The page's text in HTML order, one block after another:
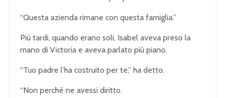
“Questa azienda rimane con questa famiglia.”
Più tardi, quando erano soli, Isabel aveva preso la
mano di Victoria e aveva parlato più piano.
“Tuo padre l’ha costruito per te,” ha detto.
“Non perché ne avessi diritto.